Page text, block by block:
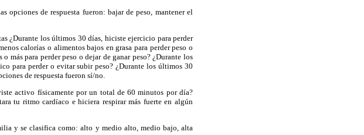
opciones de respuesta fueron: bajar de peso, mantener el
¿Durante los últimos 30 días, hiciste ejercicio para perder
calorías o alimentos bajos en grasa para perder peso o
más para perder peso o dejar de ganar peso? ¿Durante los
para perder o evitar subir peso? ¿Durante los últimos 30
de respuesta fueron sí/no.
activo físicamente por un total de 60 minutos por día?
tu ritmo cardíaco e hiciera respirar más fuerte en algún
y se clasifica como: alto y medio alto, medio bajo, alta